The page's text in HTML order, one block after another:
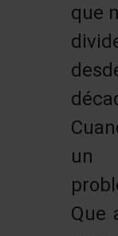
que
un
Que